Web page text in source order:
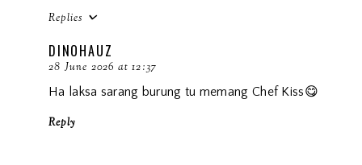
Replies
DINOHAUZ
28 June 2026 at 12:37
Ha laksa sarang burung tu memang Chef Kiss😋
Reply